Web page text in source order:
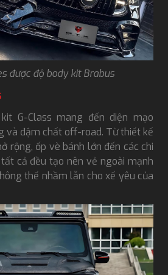
được độ body kit Brabus
G-Class mang đến diện mạo
và đậm chất off-road. Từ thiết kế
rộng, ốp vè bánh lớn đến các chi
cả đều tạo nên vẻ ngoài mạnh
thể nhầm lẫn cho xế yêu của